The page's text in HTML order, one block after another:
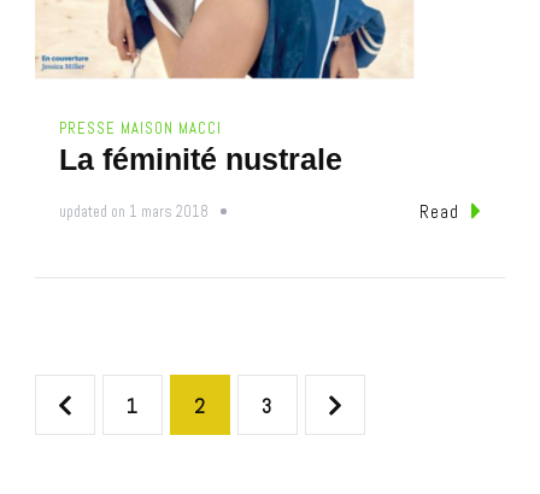
PRESSE MAISON MACCI
La féminité nustrale
updated on 1 mars 2018 Read
N
P
1 P
2 P
3